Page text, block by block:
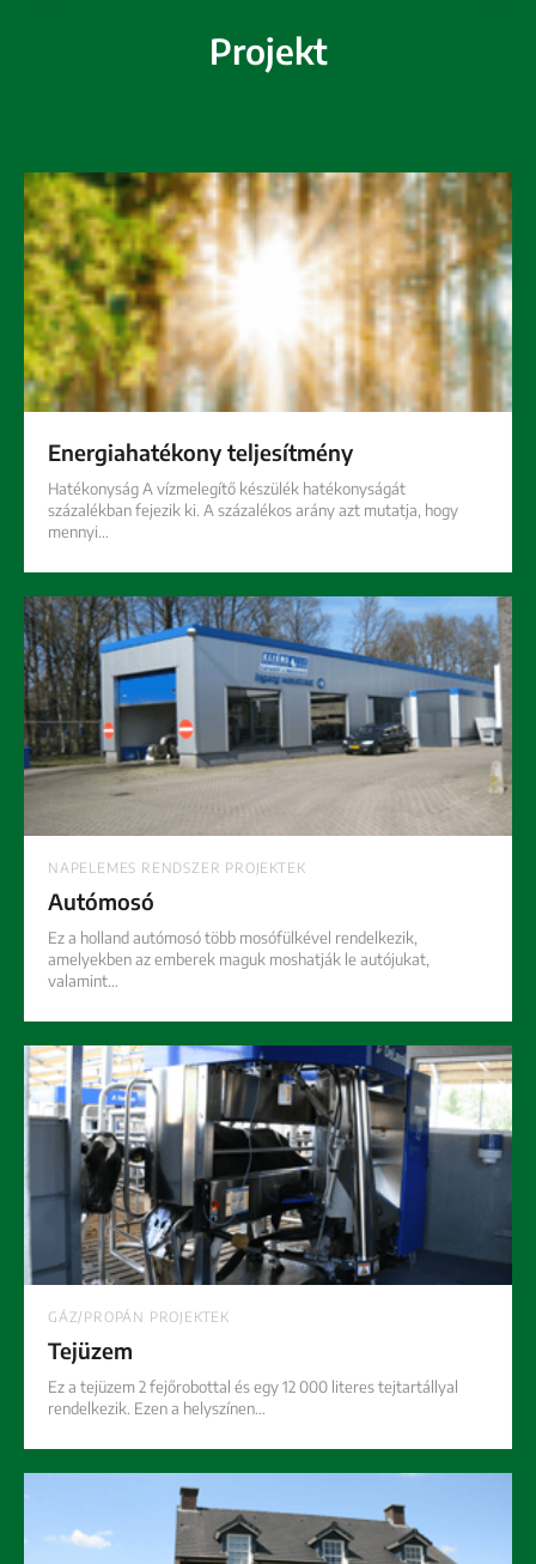
Projekt
Energiahatékony teljesítmény
Hatékonyság A vízmelegítő készülék hatékonyságát
százalékban fejezik ki. A százalékos arány azt mutatja, hogy
mennyi…
NAPELEMES RENDSZER PROJEKTEK
Autómosó
Ez a holland autómosó több mosófülkével rendelkezik,
amelyekben az emberek maguk moshatják le autójukat,
valamint…
GÁZ/PROPÁN PROJEKTEK
Tejüzem
Ez a tejüzem 2 fejőrobottal és egy 12 000 literes tejtartállyal
rendelkezik. Ezen a helyszínen…